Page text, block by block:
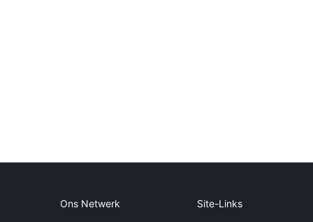
Ons Netwerk Site-Links